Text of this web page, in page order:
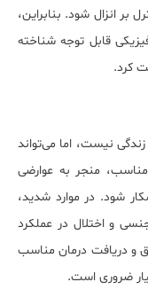
انزال شود. بنابراین،
قابل توجه شناخته
کرد.
نیست، اما می‌تواند
منجر به عوارضی
شود. در موارد شدید،
و اختلال در عملکرد
و دریافت درمان مناسب
ضروری است.